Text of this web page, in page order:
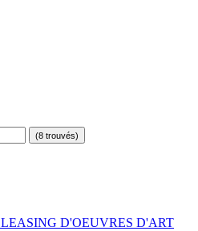
(8 trouvés)
D'OEUVRES D'ART